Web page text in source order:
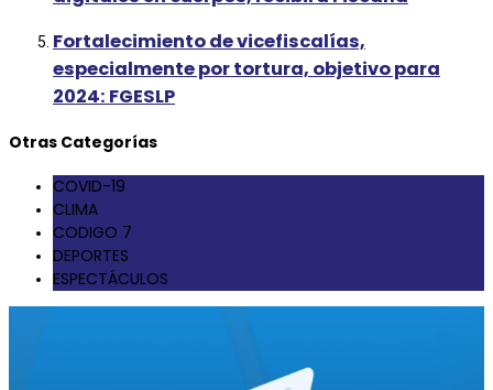
Fortalecimiento de vicefiscalías,
especialmente por tortura, objetivo para
2024: FGESLP
Otras Categorías
COVID-19
CLIMA
CODIGO 7
DEPORTES
ESPECTÁCULOS